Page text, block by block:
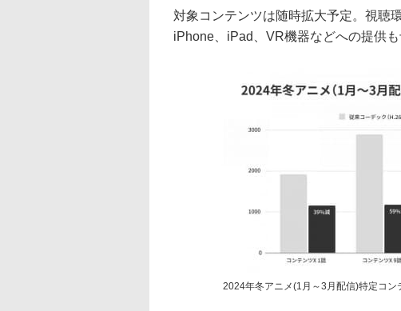
対象コンテンツは随時拡大予定。視聴
iPhone、iPad、VR機器などへの提供も
2024年冬アニメ(1月～3月配信)特定コン